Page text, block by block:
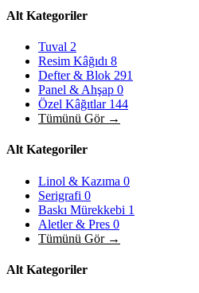
Alt Kategoriler
Tuval 2
Resim Kâğıdı 8
Defter & Blok 291
Panel & Ahşap 0
Özel Kâğıtlar 144
Tümünü Gör →
Alt Kategoriler
Linol & Kazıma 0
Serigrafi 0
Baskı Mürekkebi 1
Aletler & Pres 0
Tümünü Gör →
Alt Kategoriler